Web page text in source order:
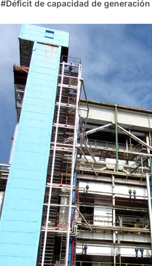
#Déficit de capacidad de generación